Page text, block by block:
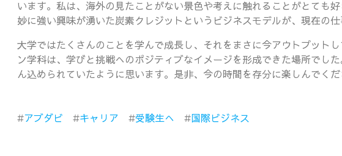
います。私は、海外の見たことがない景色や考えに触れることがとても
妙に強い興味が湧いた炭素クレジットというビジネスモデルが、現在の仕
大学ではたくさんのことを学んで成長し、それをまさに今アウトプット
ン学科は、学びと挑戦へのポジティブなイメージを形成できた場所でし
ん込められていたように思います。是非、今の時間を存分に楽しんでくだ
#アブダビ #キャリア #受験生へ #国際ビジネス